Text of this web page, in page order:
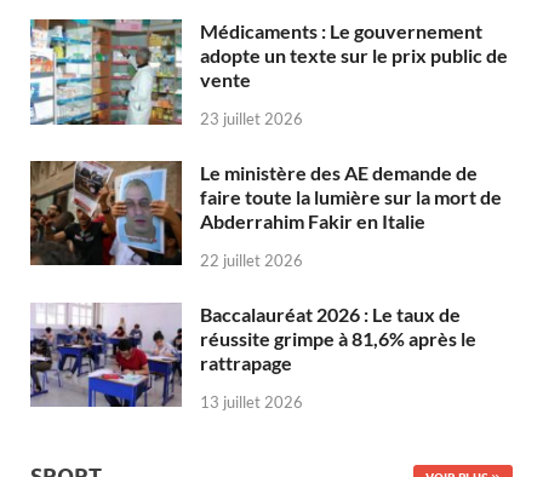
Médicaments : Le gouvernement
adopte un texte sur le prix public de
vente
23 juillet 2026
Le ministère des AE demande de
faire toute la lumière sur la mort de
Abderrahim Fakir en Italie
22 juillet 2026
Baccalauréat 2026 : Le taux de
réussite grimpe à 81,6% après le
rattrapage
13 juillet 2026